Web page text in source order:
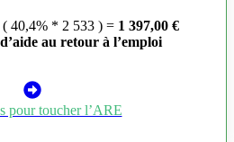
40,4% * 2 533 ) = 1 397,00 €
au retour à l’emploi
pour toucher l’ARE